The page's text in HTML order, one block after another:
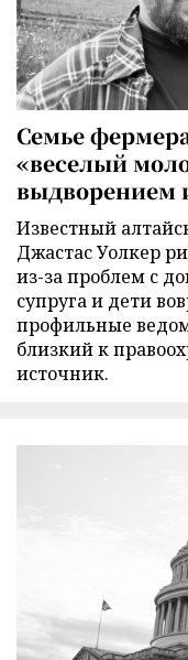
Семье
«веселый
выдворением
Известный
Джастас Уолкер
из-за проблем с
супруга и дети
профильные
близкий к
источник.